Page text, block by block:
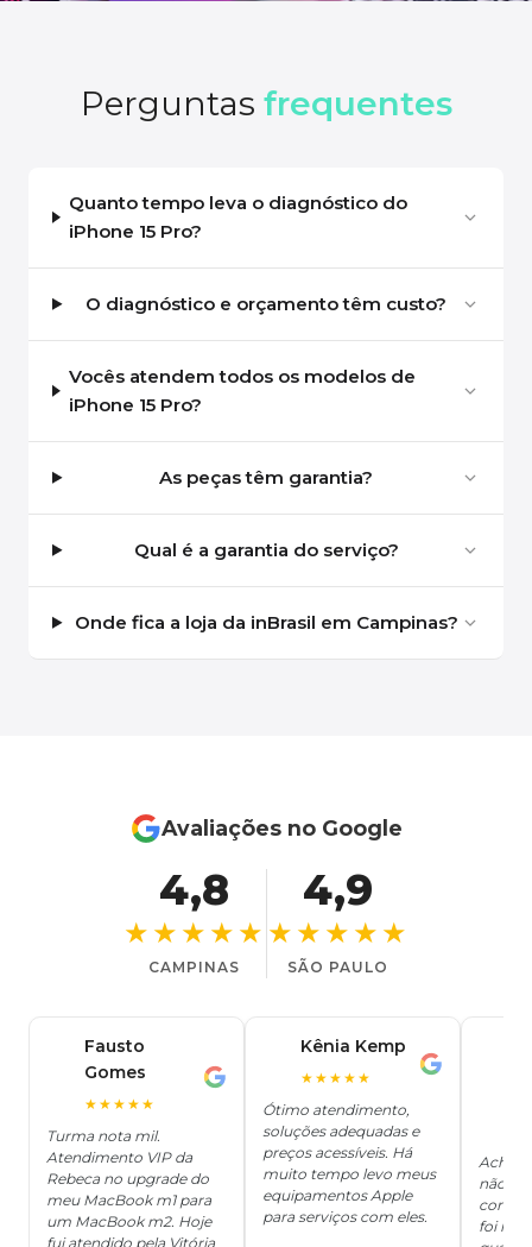
Perguntas frequentes
Quanto tempo leva o diagnóstico do
iPhone 15 Pro?
O diagnóstico e orçamento têm custo?
Vocês atendem todos os modelos de
iPhone 15 Pro?
As peças têm garantia?
Qual é a garantia do serviço?
Onde fica a loja da inBrasil em Campinas?
Avaliações no Google
4,8
★★★★★
CAMPINAS
4,9
★★★★★
SÃO PAULO
Fausto
Gomes
★★★★★
Turma nota mil.
Atendimento VIP da
Rebeca no upgrade do
meu MacBook m1 para
um MacBook m2. Hoje
fui atendido pela Vitória
Kênia Kemp
★★★★★
Ótimo atendimento,
soluções adequadas e
preços acessíveis. Há
muito tempo levo meus
equipamentos Apple
para serviços com eles.
Achei
não
foi